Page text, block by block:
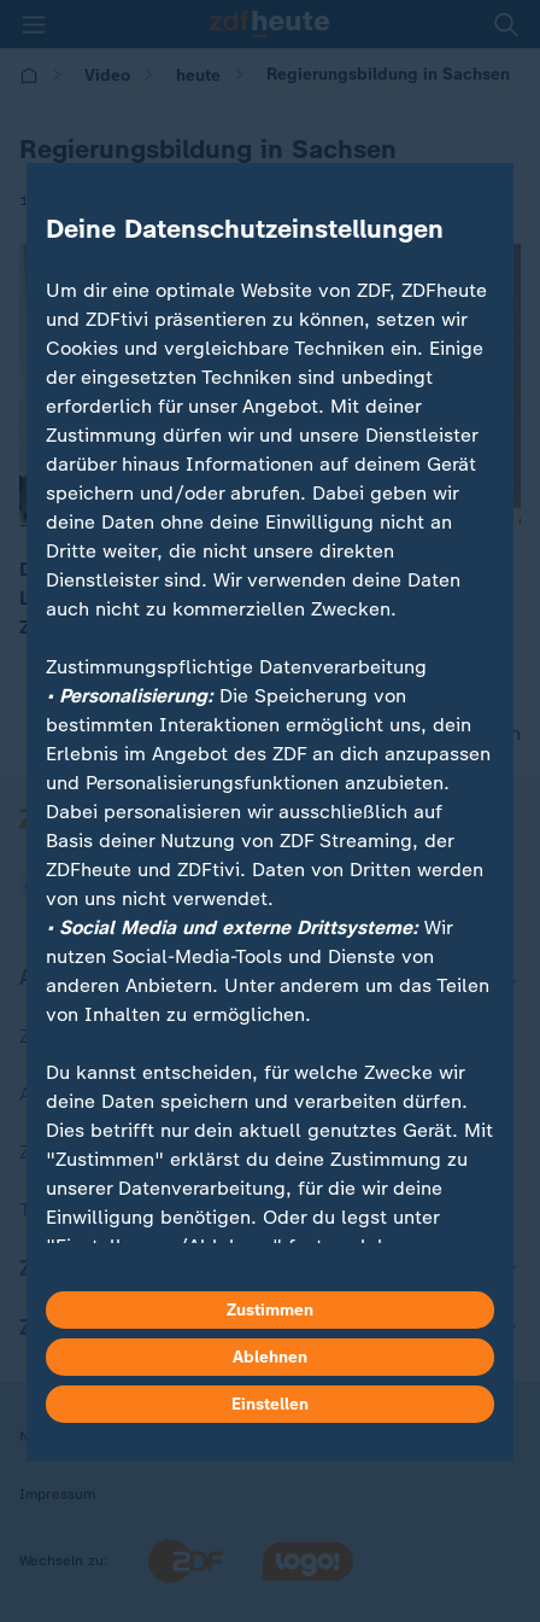
Video heute Regierungsbildung in Sachsen
Regierungsbildung in Sachsen
15.11.2024 | 17:00
00:16
Die Regierungsbildung in Sachsen nach der
Landtagswahl bleibt schwierig. Jetzt stehen die
Zeichen auf Minderheitsregierung.
nach oben
Aktuell bei ZDFheute
Aktuelle Sendungs-Videos
ZDFheute Stories
Themen im Überblick
ZDFheute Apps
Nutzungsbedingungen
Impressum
Wechseln zu:
Deine Datenschutzeinstellungen
Um dir eine optimale Website von ZDF, ZDFheute
und ZDFtivi präsentieren zu können, setzen wir
Cookies und vergleichbare Techniken ein. Einige
der eingesetzten Techniken sind unbedingt
erforderlich für unser Angebot. Mit deiner
Zustimmung dürfen wir und unsere Dienstleister
darüber hinaus Informationen auf deinem Gerät
speichern und/oder abrufen. Dabei geben wir
deine Daten ohne deine Einwilligung nicht an
Dritte weiter, die nicht unsere direkten
Dienstleister sind. Wir verwenden deine Daten
auch nicht zu kommerziellen Zwecken.
Zustimmungspflichtige Datenverarbeitung
• Personalisierung:Die Speicherung von
bestimmten Interaktionen ermöglicht uns, dein
Erlebnis im Angebot des ZDF an dich anzupassen
und Personalisierungsfunktionen anzubieten.
Dabei personalisieren wir ausschließlich auf
Basis deiner Nutzung von ZDF Streaming, der
ZDFheute und ZDFtivi. Daten von Dritten werden
von uns nicht verwendet.
• Social Media und externe Drittsysteme:Wir
nutzen Social-Media-Tools und Dienste von
anderen Anbietern. Unter anderem um das Teilen
von Inhalten zu ermöglichen.
Du kannst entscheiden, für welche Zwecke wir
deine Daten speichern und verarbeiten dürfen.
Dies betrifft nur dein aktuell genutztes Gerät. Mit
"Zustimmen" erklärst du deine Zustimmung zu
unserer Datenverarbeitung, für die wir deine
Einwilligung benötigen. Oder du legst unter
"Einstellungen/Ablehnen" fest, welchen
welchen nicht. Deine Datenschutzeinstellungen
kannst du jederzeit mit Wirkung für die Zukunft
in deinen Einstellungen widerrufen oder ändern.
Hier findest du das Impressum.
Zustimmen
Ablehnen
Einstellen